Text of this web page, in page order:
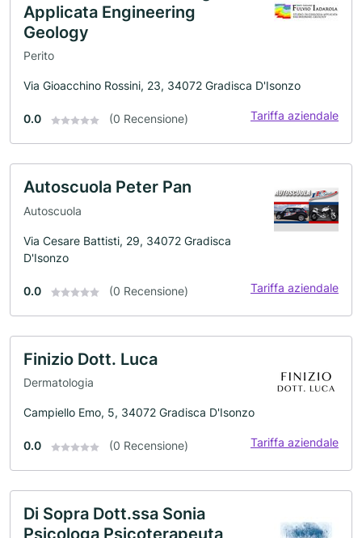
Applicata Engineering
Geology
Perito
Via Gioacchino Rossini, 23, 34072 Gradisca D'Isonzo
0.0 (0 Recensione) Tariffa aziendale
Autoscuola Peter Pan
Autoscuola
Via Cesare Battisti, 29, 34072 Gradisca
D'Isonzo
0.0 (0 Recensione) Tariffa aziendale
Finizio Dott. Luca
Dermatologia
Campiello Emo, 5, 34072 Gradisca D'Isonzo
0.0 (0 Recensione) Tariffa aziendale
Di Sopra Dott.ssa Sonia